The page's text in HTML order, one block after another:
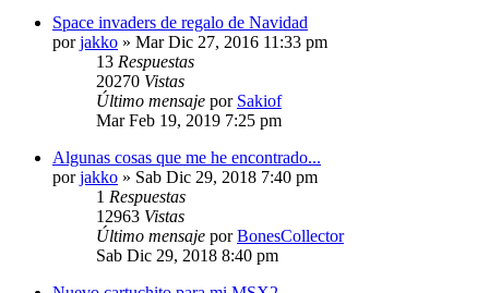
Space invaders de regalo de Navidad
porjakko » Mar Dic 27, 2016 11:33 pm
13 Respuestas
20270 Vistas
Último mensaje por Sakiof
Mar Feb 19, 2019 7:25 pm
Algunas cosas que me he encontrado...
porjakko » Sab Dic 29, 2018 7:40 pm
1 Respuestas
12963 Vistas
Último mensaje porBonesCollector
Sab Dic 29, 2018 8:40 pm